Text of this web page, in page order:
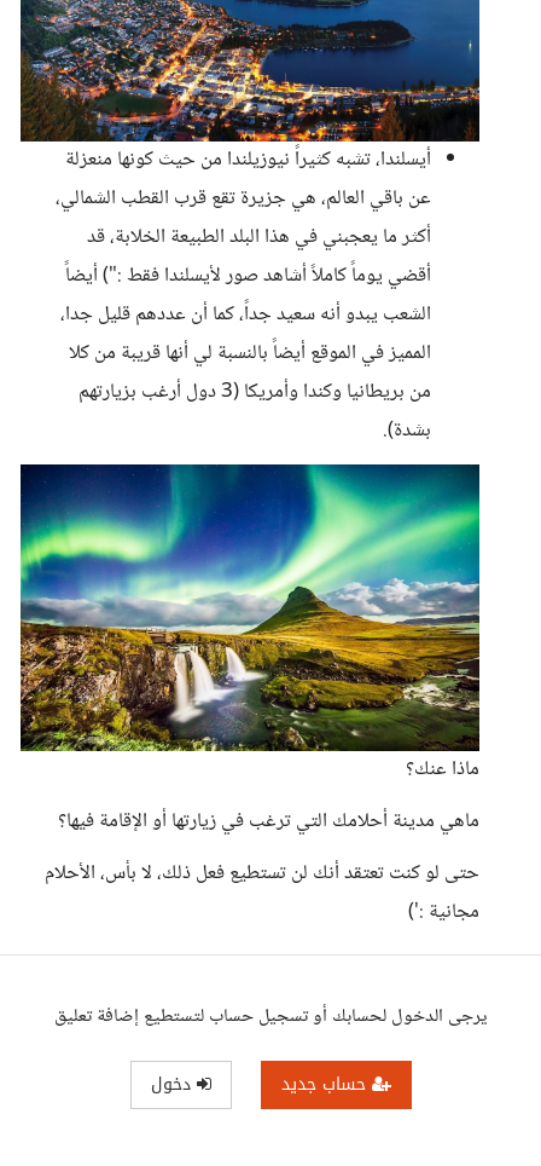
أيسلندا، تشبه كثيراً نيوزيلندا من حيث كونها منعزلة
عن باقي العالم، هي جزيرة تقع قرب القطب الشمالي،
أكثر ما يعجبني في هذا البلد الطبيعة الخلابة، قد
أقضي يوماً كاملاً أشاهد صور لأيسلندا فقط :") أيضاً
الشعب يبدو أنه سعيد جداً، كما أن عددهم قليل جدا،
المميز في الموقع أيضاً بالنسبة لي أنها قريبة من كلا
من بريطانيا وكندا وأمريكا (3 دول أرغب بزيارتهم
بشدة).
ماذا عنك؟
ماهي مدينة أحلامك التي ترغب في زيارتها أو الإقامة فيها؟
حتى لو كنت تعتقد أنك لن تستطيع فعل ذلك، لا بأس، الأحلام
مجانية :')
يرجى الدخول لحسابك أو تسجيل حساب لتستطيع إضافة تعليق
حساب جديد دخول